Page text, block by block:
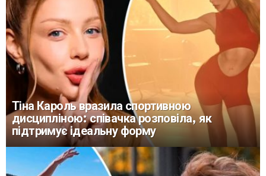
Тіна Кароль вразила спортивною
дисципліною: співачка розповіла, як
підтримує ідеальну форму